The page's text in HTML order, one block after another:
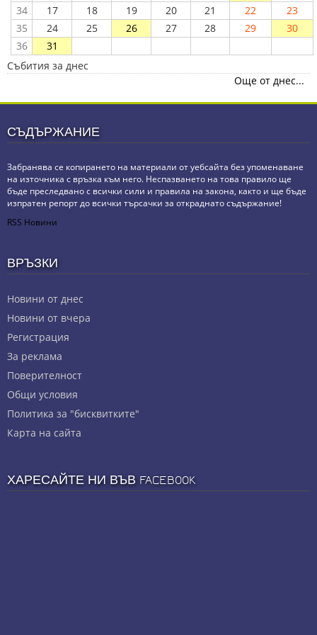
34
17 18 19 20 21 22
23
35
24 25 26 27 28 29
30
36
31
Събития за днес
Още от днес...
СЪДЪРЖАНИЕ
Забранява се копирането на материали от уебсайта без упоменаване
на източника с връзка към него. Неспазването на това правило ще
бъде преследвано с всички сили и правила на закона, както и ще бъде
изпратен репорт до всички търсачки за откраднато съдържание!
RSS Новини
ВРЪЗКИ
Новини от днес
Новини от вчера
Регистрация
За реклама
Πoвepитeлнocт
Общи условия
Политика за "бисквитките"
Карта на сайта
ХАРЕСАЙТЕ НИ ВЪВ FACEBOOK